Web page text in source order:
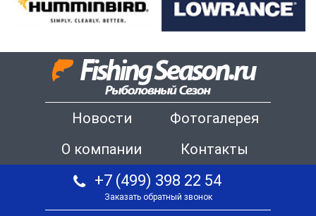
Новости
Фотогалерея
О компании
Контакты
+7 (499) 398 22 54
Заказать обратный звонок